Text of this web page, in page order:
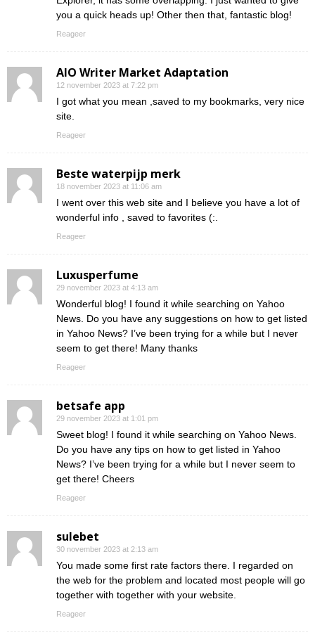
you a quick heads up! Other then that, fantastic blog!
Reageer
AIO Writer Market Adaptation
12 november 2023 at 7:22 pm
I got what you mean ,saved to my bookmarks, very nice
site.
Reageer
Beste waterpijp merk
18 november 2023 at 11:06 am
I went over this web site and I believe you have a lot of
wonderful info , saved to favorites (:.
Reageer
Luxusperfume
29 november 2023 at 4:13 am
Wonderful blog! I found it while searching on Yahoo
News. Do you have any suggestions on how to get listed
in Yahoo News? I’ve been trying for a while but I never
seem to get there! Many thanks
Reageer
betsafe app
29 november 2023 at 1:01 pm
Sweet blog! I found it while searching on Yahoo News.
Do you have any tips on how to get listed in Yahoo
News? I’ve been trying for a while but I never seem to
get there! Cheers
Reageer
sulebet
30 november 2023 at 2:13 am
You made some first rate factors there. I regarded on
the web for the problem and located most people will go
together with together with your website.
Reageer